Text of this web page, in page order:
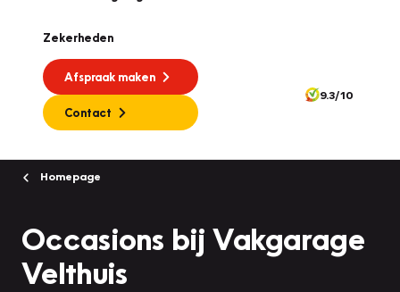
Zekerheden
Afspraak maken
Contact
9.3/10
Homepage
Occasions bij Vakgarage
Velthuis